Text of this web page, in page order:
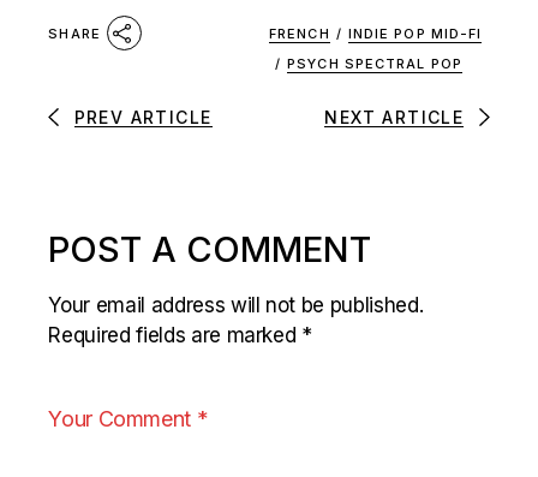
SHARE FRENCH / INDIE POP MID-FI
/ PSYCH SPECTRAL POP
PREV ARTICLE NEXT ARTICLE
POST A COMMENT
Your email address will not be published.
Required fields are marked *